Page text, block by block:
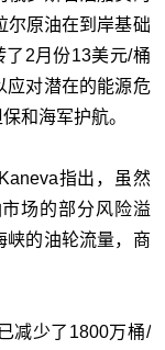
尔原油在到岸基础
了2月份13美元/桶
应对潜在的能源危
和海军护航。
指出，虽然
场的部分风险溢
峡的油轮流量，商
减少了1800万桶/